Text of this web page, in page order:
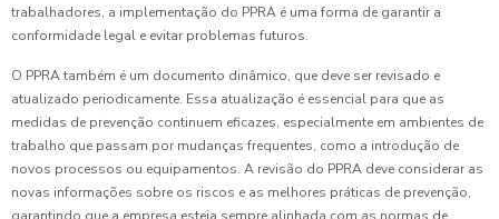
trabalhadores, a implementação do PPRA é uma forma de garantir a
conformidade legal e evitar problemas futuros.
O PPRA também é um documento dinâmico, que deve ser revisado e
atualizado periodicamente. Essa atualização é essencial para que as
medidas de prevenção continuem eficazes, especialmente em ambientes de
trabalho que passam por mudanças frequentes, como a introdução de
novos processos ou equipamentos. A revisão do PPRA deve considerar as
novas informações sobre os riscos e as melhores práticas de prevenção,